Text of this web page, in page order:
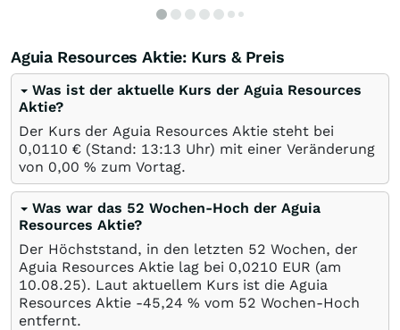
Aguia Resources Aktie: Kurs & Preis
Was ist der aktuelle Kurs der Aguia Resources
Aktie?
Der Kurs der Aguia Resources Aktie steht bei
0,0110 € (Stand: 13:13 Uhr) mit einer Veränderung
von 0,00 % zum Vortag.
Was war das 52 Wochen-Hoch der Aguia
Resources Aktie?
Der Höchststand, in den letzten 52 Wochen, der
Aguia Resources Aktie lag bei 0,0210 EUR (am
10.08.25). Laut aktuellem Kurs ist die Aguia
Resources Aktie -45,24 % vom 52 Wochen-Hoch
entfernt.